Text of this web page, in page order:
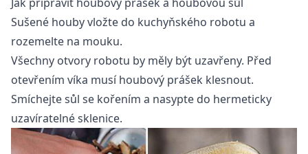
Sušené houby vložte do kuchyňského robotu a
rozemelte na mouku.
Všechny otvory robotu by měly být uzavřeny. Před
otevřením víka musí houbový prášek klesnout.
Smíchejte sůl se kořením a nasypte do hermeticky
uzavíratelné sklenice.